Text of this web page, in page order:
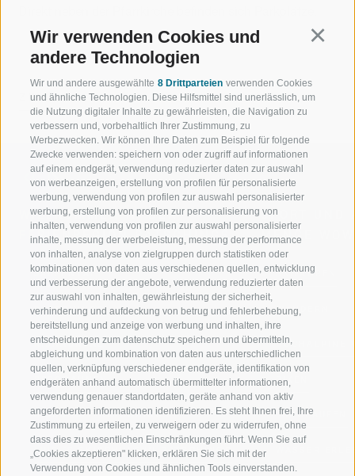
Wir verwenden Cookies und
andere Technologien
Wir und andere ausgewählte 8 Drittparteien verwenden Cookies
und ähnliche Technologien. Diese Hilfsmittel sind unerlässlich, um
die Nutzung digitaler Inhalte zu gewährleisten, die Navigation zu
verbessern und, vorbehaltlich Ihrer Zustimmung, zu
Werbezwecken. Wir können Ihre Daten zum Beispiel für folgende
Zwecke verwenden: speichern von oder zugriff auf informationen
auf einem endgerät, verwendung reduzierter daten zur auswahl
von werbeanzeigen, erstellung von profilen für personalisierte
werbung, verwendung von profilen zur auswahl personalisierter
werbung, erstellung von profilen zur personalisierung von
inhalten, verwendung von profilen zur auswahl personalisierter
inhalte, messung der werbeleistung, messung der performance
von inhalten, analyse von zielgruppen durch statistiken oder
kombinationen von daten aus verschiedenen quellen, entwicklung
und verbesserung der angebote, verwendung reduzierter daten
zur auswahl von inhalten, gewährleistung der sicherheit,
verhinderung und aufdeckung von betrug und fehlerbehebung,
bereitstellung und anzeige von werbung und inhalten, ihre
entscheidungen zum datenschutz speichern und übermitteln,
abgleichung und kombination von daten aus unterschiedlichen
quellen, verknüpfung verschiedener endgeräte, identifikation von
endgeräten anhand automatisch übermittelter informationen,
verwendung genauer standortdaten, geräte anhand von aktiv
angeforderten informationen identifizieren. Es steht Ihnen frei, Ihre
Zustimmung zu erteilen, zu verweigern oder zu widerrufen, ohne
dass dies zu wesentlichen Einschränkungen führt. Wenn Sie auf
„Cookies akzeptieren" klicken, erklären Sie sich mit der
Verwendung von Cookies und ähnlichen Tools einverstanden.
ZURÜCK
WILLKOMMEN IN DER
FERIENREGION RATSCHINGS
JAUFENTAL
RATSCHINGS
RIDNAUNTAL
BERGBAHNEN
SKISCHULE RATSCHINGS
LUISL'S SKISCHULE IN RATSCHINGS
SPORT UND
MENGE
SKIFAHREN
WANDERN
HOCHALPINE
BIKEN
LANGLAUFEN